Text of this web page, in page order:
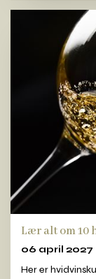
Lær alt om 10
06 april 2027
Her er